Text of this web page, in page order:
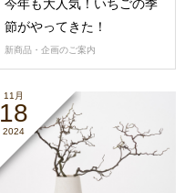
節がやってきた！
新商品・企画のご案内
11月
18
2024